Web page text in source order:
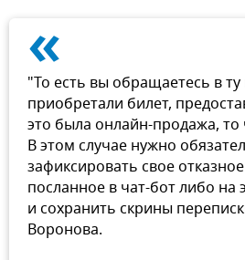
«
"То есть вы обращаетесь в ту
приобретали билет,
это была онлайн-продажа, то
В этом случае нужно
зафиксировать свое
посланное в чат-бот либо на
и сохранить скрины
Воронова.